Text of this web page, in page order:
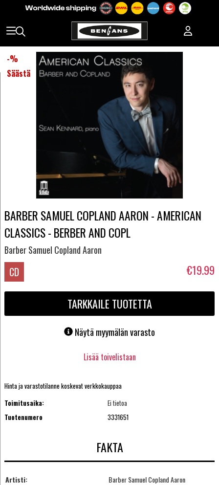
-%
Säästä
BARBER SAMUEL COPLAND AARON - AMERICAN
CLASSICS - BERBER AND COPL
Barber Samuel Copland Aaron
CD €19.99
TARKKAILE TUOTETTA
Näytä myymälän varasto
Lisää toivelistaan
Hinta ja varastotilanne koskevat verkkokauppaa
Toimitusaika:
Ei tietoa
Tuotenumero
3331651
FAKTA
Artisti:
Barber Samuel Copland Aaron